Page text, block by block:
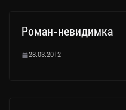
Роман-невидимка
28.03.2012